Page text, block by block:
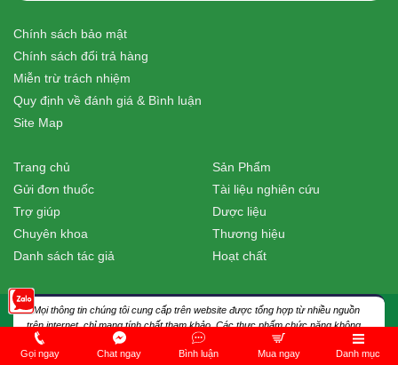
Chính sách bảo mật
Chính sách đổi trả hàng
Miễn trừ trách nhiệm
Quy định về đánh giá & Bình luận
Site Map
Trang chủ
Gửi đơn thuốc
Trợ giúp
Chuyên khoa
Danh sách tác giả
Sản Phẩm
Tài liệu nghiên cứu
Dược liệu
Thương hiệu
Hoạt chất
* Mọi thông tin chúng tôi cung cấp trên website được tổng hợp từ nhiều nguồn
trên internet, chỉ mang tính chất tham khảo. Các thực phẩm chức năng không
phải là thuốc và không được sử dụng với mục đích thay thế thuốc chữa bệnh.
Bệnh nhân cần thực hiện đúng hướng dẫn điều trị của các bác sĩ hay dược sĩ
Gọi ngay Chat ngay Bình luận Mua ngay Danh mục